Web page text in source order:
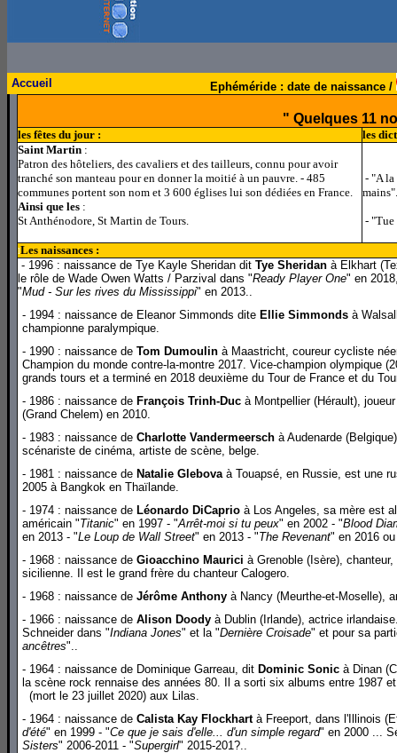
Accueil Ephéméride : date de naissance /
" Quelques 11
les fêtes du jour :
les
Saint Martin :
Patron des hôteliers, des cavaliers et des tailleurs, connu pour avoir
tranché son manteau pour en donner la moitié à un pauvre. - 485
communes portent son nom et 3 600 églises lui son dédiées en France.
Ainsi que les :
St Anthénodore, St Martin de Tours.
- "A la
mains".
-
lLes naissances :
- 1996 : naissance de Tye Kayle Sheridan dit Tye Sheridan à Elkhart
le rôle de Wade Owen Watts / Parzival dans "Ready Player One" en
"Mud - Sur les rives du Mississippi" en 2013..
- 1994 : naissance de Eleanor Simmonds dite Ellie Simmonds à
championne paralympique.
- 1990 : naissance de Tom Dumoulin à Maastricht, coureur cycliste
Champion du monde contre-la-montre 2017. Vice-champion olympique
grands tours et a terminé en 2018 deuxième du Tour de France et du
- 1986 : naissance de François Trinh-Duc à Montpellier (Hérault),
(Grand Chelem) en 2010.
- 1983 : naissance de Charlotte Vandermeersch à Audenarde
scénariste de cinéma, artiste de scène, belge.
- 1981 : naissance de Natalie Glebovaà Touapsé, en Russie, est une
2005 à Bangkok en Thaïlande.
- 1974 : naissance de Léonardo DiCaprio à Los Angeles, sa mère est
américain "Titanic" en 1997 - "Arrêt-moi si tu peux" en 2002 - "Blood
en 2013 - "Le Loup de Wall Street" en 2013 - "The Revenant" en 2016
- 1968 : naissance de Gioacchino Maurici à Grenoble (Isère),
sicilienne. Il est le grand frère du chanteur Calogero.
- 1968 : naissance de Jérôme Anthony à Nancy (Meurthe-et-Moselle),
- 1966 : naissance de Alison Doody à Dublin (Irlande), actrice
Schneider dans "Indiana Jones" et la "Dernière Croisade" et pour sa
ancêtres"..
- 1964 : naissance de Dominique Garreau, dit Dominic Sonic à Dinan
la scène rock rennaise des années 80. Il a sorti six albums entre 1987
(mort le 23 juillet 2020) aux Lilas.
- 1964 : naissance de Calista Kay Flockhartà Freeport, dans l'Illinois
d'été" en 1999 - "Ce que je sais d'elle... d'un simple regard" en 2000 ...
Sisters" 2006-2011 - "Supergirl" 2015-201?..